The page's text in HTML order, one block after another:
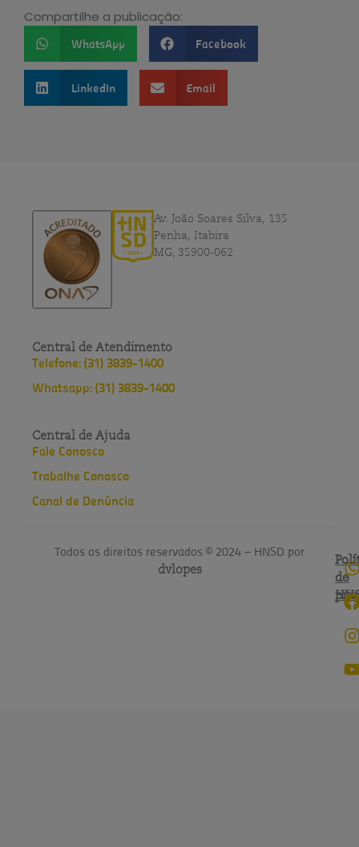
Compartilhe a publicação:
WhatsApp Facebook
LinkedIn Email
Av. João Soares Silva, 135
Penha, Itabira
MG, 35900-062
Central de Atendimento
Telefone: (31) 3839-1400
Whatsapp: (31) 3839-1400
Central de Ajuda
Fale Conosco
Trabalhe Conosco
Canal de Denúncia
Todos os direitos reservados © 2024 – HNSD por
dvlopes
de
do